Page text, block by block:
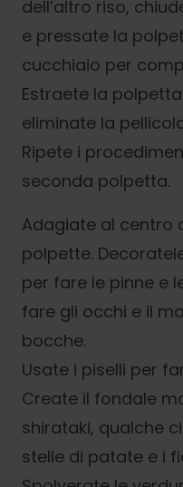
dell’altro riso,
e pressate la
cucchiaio per
Estraete la
eliminate la
Ripete i
seconda polpetta.
Adagiate al centro
polpette.
per fare le pinne e
fare gli occhi e il
bocche.
Usate i piselli per
Create il fondale
shirataki, qualche
stelle di patate e i